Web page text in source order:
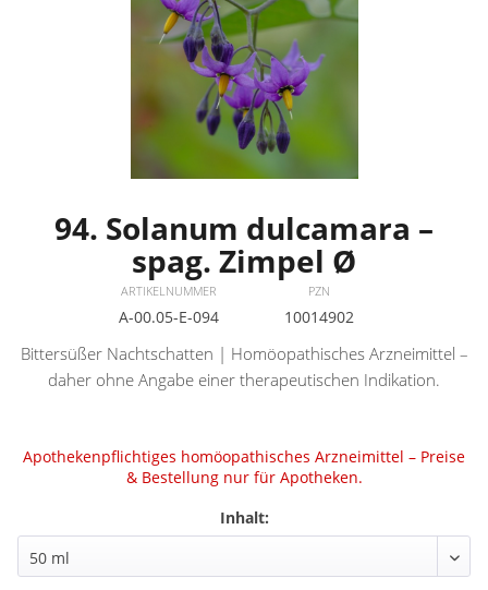
94. Solanum dulcamara –
spag. Zimpel Ø
ARTIKELNUMMER
A-00.05-E-094
PZN
10014902
Bittersüßer Nachtschatten | Homöopathisches Arzneimittel –
daher ohne Angabe einer therapeutischen Indikation.
Apothekenpflichtiges homöopathisches Arzneimittel – Preise
& Bestellung nur für Apotheken.
Inhalt: